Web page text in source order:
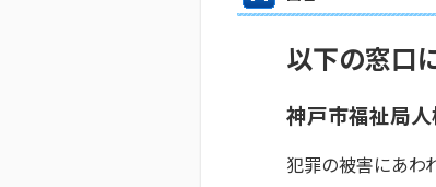
以下の窓口
神戸市福祉局
犯罪の被害にあわ